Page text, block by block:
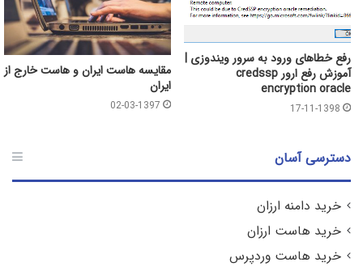
رفع خطاهای ورود به سرور ویندوزی |
آموزش رفع ارور credssp
encryption oracle
17-11-1398
مقایسه هاست ایران و هاست خارج از
ایران
02-03-1397
دسترسی آسان
خرید دامنه ارزان
خرید هاست ارزان
خرید هاست وردپرس